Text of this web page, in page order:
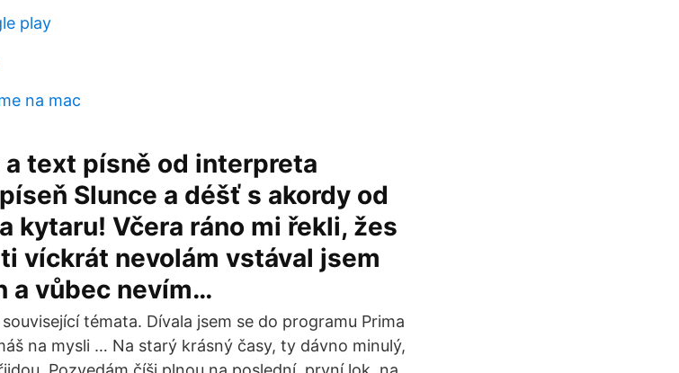
play
na mac
text písně od interpreta
Slunce a déšť s akordy od
kytaru! Včera ráno mi řekli, žes
víckrát nevolám vstával jsem
a vůbec nevím…
témata. Dívala jsem se do programu Prima
na mysli … Na starý krásný časy, ty dávno minulý,